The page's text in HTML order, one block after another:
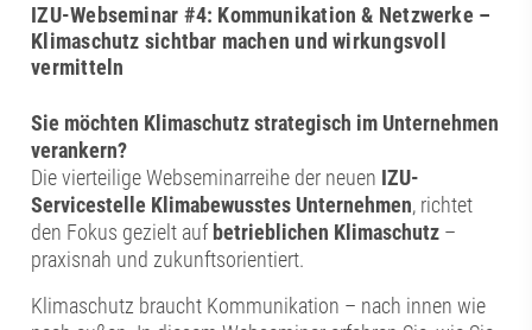
IZU-Webseminar #4: Kommunikation & Netzwerke –
Klimaschutz sichtbar machen und wirkungsvoll
vermitteln
Sie möchten Klimaschutz strategisch im Unternehmen
verankern?
Die vierteilige Webseminarreihe der neuen IZU-
Servicestelle Klimabewusstes Unternehmen, richtet
den Fokus gezielt auf betrieblichen Klimaschutz –
praxisnah und zukunftsorientiert.
Klimaschutz braucht Kommunikation – nach innen wie